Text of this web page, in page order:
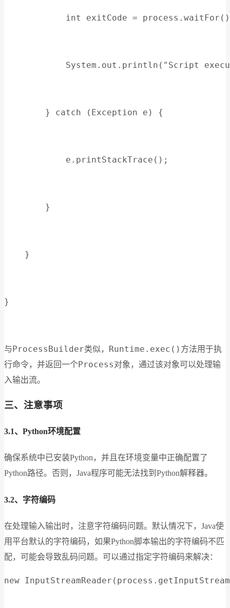
int exitCode =
System.out.println("Script
        } catch (Exception e) {
            e.printStackTrace();
        }
    }
}
与ProcessBuilder类似， Runtime.exec() 方法用于执
行命令，并返回一个Process对象，通过该对象可以处理输
入输出流。
三、注意事项
3.1、Python环境配置
确保系统中已安装Python，并且在环境变量中正确配置了
Python路径。否则，Java程序可能无法找到Python解释器。
3.2、字符编码
在处理输入输出时，注意字符编码问题。默认情况下，Java使
用平台默认的字符编码，如果Python脚本输出的字符编码不匹
配，可能会导致乱码问题。可以通过指定字符编码来解决：
new